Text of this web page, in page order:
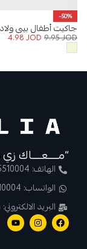
-50%
جاكيت أطفال بيبي
9.95JOD
4.98JOD
“مــــعــــاك زي
الهاتف: 065510004
الواتساب: 96265510004
البريد الالكتروني: info@lafamiliastore.com